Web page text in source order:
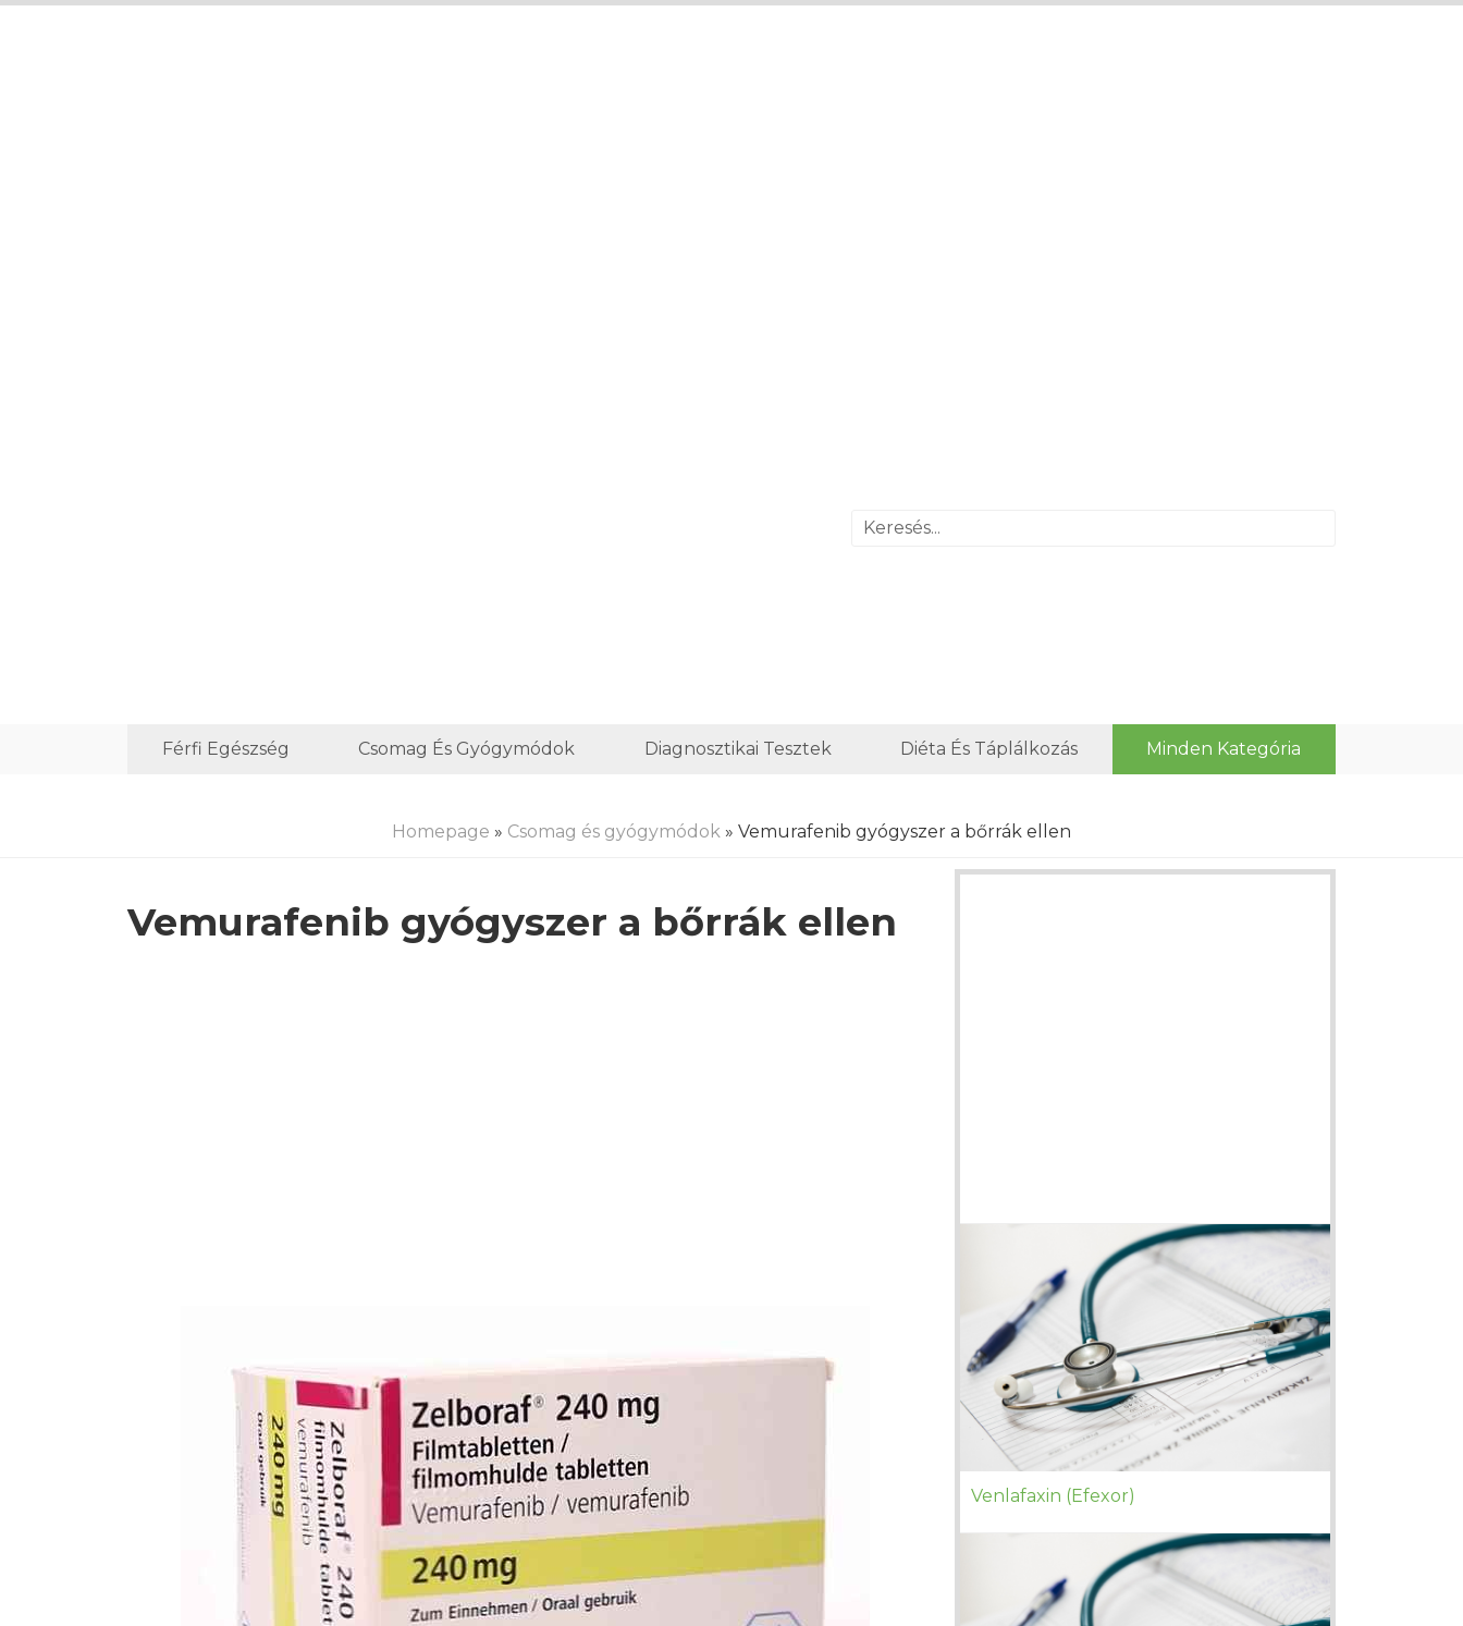
Férfi Egészség Csomag És Gyógymódok Diagnosztikai Tesztek Diéta És Táplálkozás Minden Kategória
Homepage » Csomag és gyógymódok » Vemurafenib gyógyszer a bőrrák ellen
Vemurafenib gyógyszer a bőrrák ellen
Venlafaxin (Efexor)